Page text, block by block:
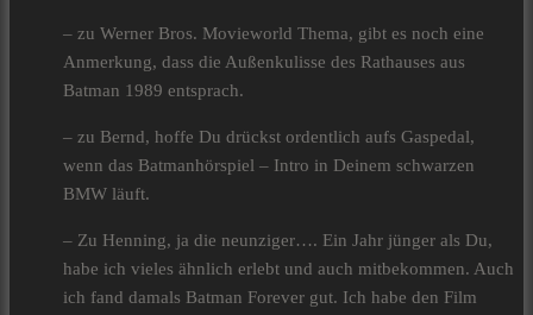
– zu Werner Bros. Movieworld Thema, gibt es noch eine
Anmerkung, dass die Außenkulisse des Rathauses aus
Batman 1989 entsprach.
– zu Bernd, hoffe Du drückst ordentlich aufs Gaspedal,
wenn das Batmanhörspiel – Intro in Deinem schwarzen
BMW läuft.
– Zu Henning, ja die neunziger…. Ein Jahr jünger als Du,
habe ich vieles ähnlich erlebt und auch mitbekommen. Auch
ich fand damals Batman Forever gut. Ich habe den Film